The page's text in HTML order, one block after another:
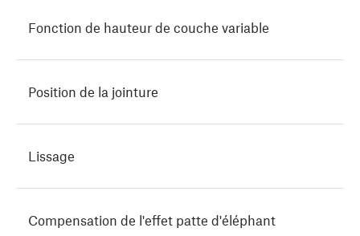
Fonction de hauteur de couche variable
Position de la jointure
Lissage
Compensation de l'effet patte d'éléphant